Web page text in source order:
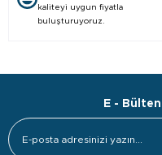
kaliteyi uygun fiyatla
buluşturuyoruz.
E -